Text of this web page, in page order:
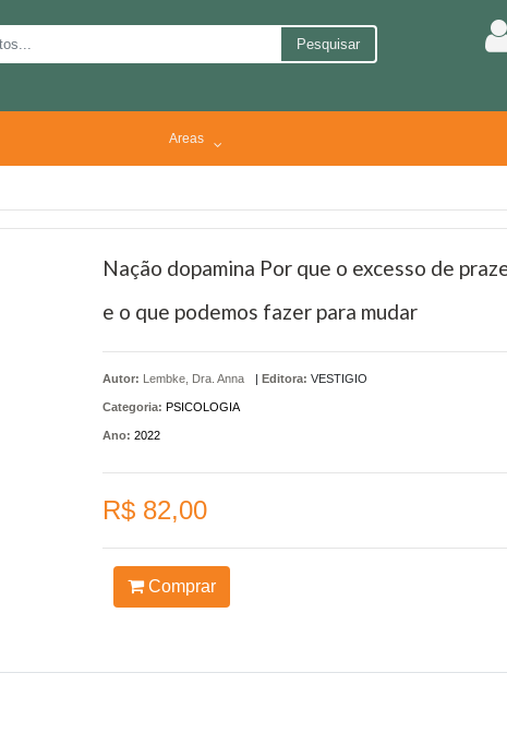
Pesquisar
Areas
Nação dopamina Por que o excesso de
e o que podemos fazer para mudar
Autor: Lembke, Dra. Anna | Editora: VESTIGIO
Categoria: PSICOLOGIA
Ano: 2022
R$ 82,00
Comprar